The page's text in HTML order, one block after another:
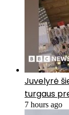
Juvelyrė
turgaus
7 hours ago